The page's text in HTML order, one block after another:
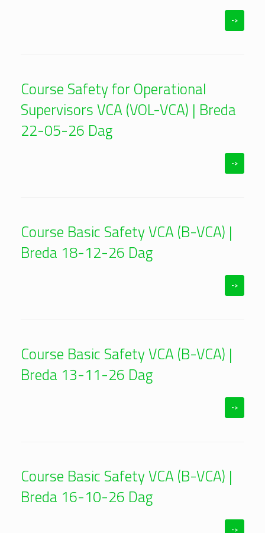
->
Course Safety for Operational
Supervisors VCA (VOL-VCA) | Breda
22-05-26 Dag
->
Course Basic Safety VCA (B-VCA) |
Breda 18-12-26 Dag
->
Course Basic Safety VCA (B-VCA) |
Breda 13-11-26 Dag
->
Course Basic Safety VCA (B-VCA) |
Breda 16-10-26 Dag
->